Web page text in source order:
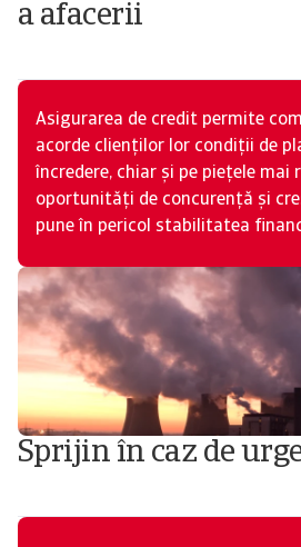
a afacerii
Asigurarea de credit permite
acorde clienților lor condiții de
încredere, chiar și pe piețele mai
oportunități de concurență și
pune în pericol stabilitatea
Sprijin în caz de